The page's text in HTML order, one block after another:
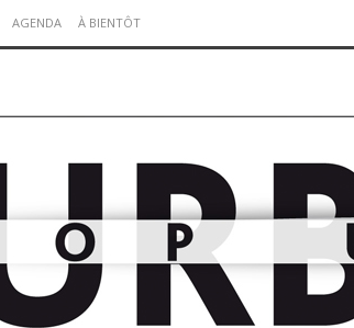
AGENDA À BIENTÔT